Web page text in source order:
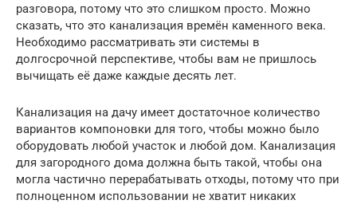
разговора, потому что это слишком просто. Можно
сказать, что это канализация времён каменного века.
Необходимо рассматривать эти системы в
долгосрочной перспективе, чтобы вам не пришлось
вычищать её даже каждые десять лет.
Канализация на дачу имеет достаточное количество
вариантов компоновки для того, чтобы можно было
оборудовать любой участок и любой дом. Канализация
для загородного дома должна быть такой, чтобы она
могла частично перерабатывать отходы, потому что при
полноценном использовании не хватит никаких